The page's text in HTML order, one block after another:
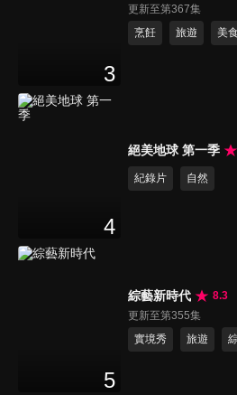
3
更新至第367集
烹飪
旅遊 美
4
絕美地球 第一季
紀錄片 自然
5
綜藝新時代
8.3
更新至第355集
實境秀
旅遊